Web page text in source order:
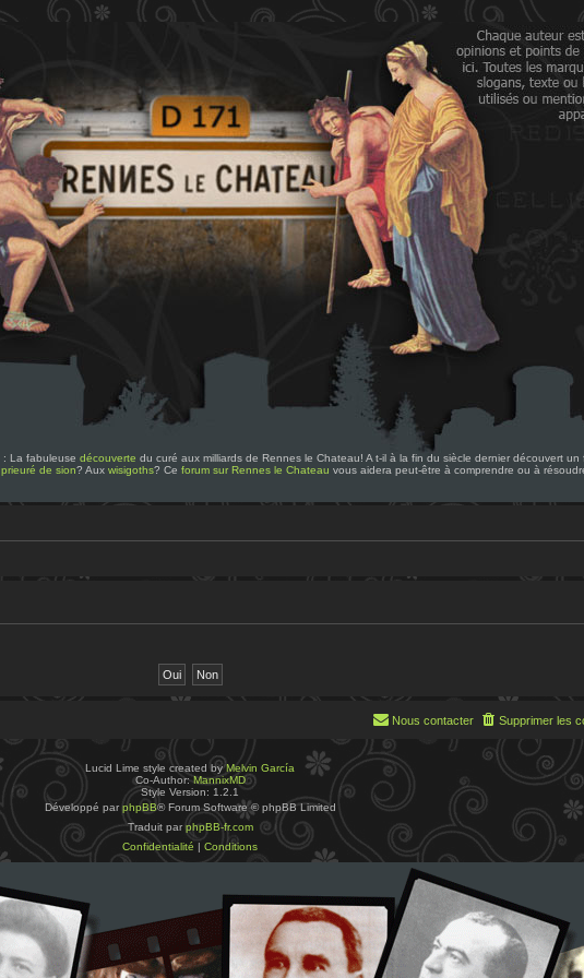
: La fabuleuse découverte du curé aux milliards de Rennes le Chateau! A t-il à la fin du siècle dernier découvert un
prieuré de sion? Aux wisigoths? Ce forum sur Rennes le Chateau vous aidera peut-être à comprendre ou à
Supprimer les
Nous contacter
Lucid Lime style created byMelvin García
Co-Author:MannixMD
Style Version: 1.2.1
Développé par phpBB® Forum Software © phpBB Limited
Traduit par phpBB-fr.com
Confidentialité | Conditions